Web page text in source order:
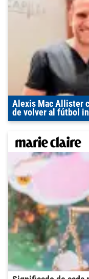
Alexis Mac Allister
de volver al fútbol